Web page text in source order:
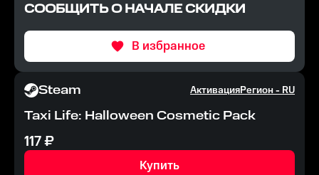
СООБЩИТЬ О НАЧАЛЕ СКИДКИ
В избранное
Steam АктивацияРегион -RU
Taxi Life: Halloween Cosmetic Pack
117₽
Купить